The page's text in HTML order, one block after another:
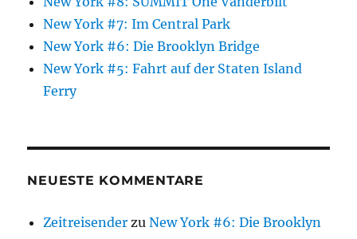
New York #7: Im Central Park
New York #6: Die Brooklyn Bridge
New York #5: Fahrt auf der Staten Island
Ferry
NEUESTE KOMMENTARE
Zeitreisender zuNew York #6: Die Brooklyn